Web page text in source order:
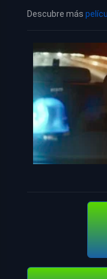
Descubre más